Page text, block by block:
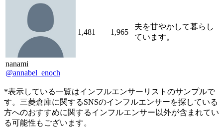
nanami
@annabel_enoch
1,481 1,965
夫を甘やかして暮らし
ています。
*表示している一覧はインフルエンサーリストのサンプルで
す。三菱倉庫に関するSNSのインフルエンサーを探している
方へのおすすめに関するインフルエンサー以外が含まれてい
る可能性もございます。